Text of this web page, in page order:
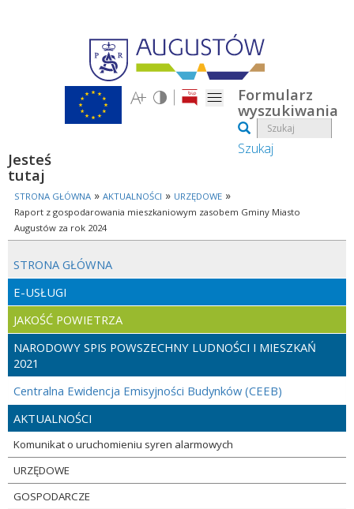
Przejdź do treści
Formularz
wyszukiwania
Szukaj
Jesteś
tutaj
STRONA GŁÓWNA » AKTUALNOŚCI » URZĘDOWE »
Raport z gospodarowania mieszkaniowym zasobem Gminy Miasto
Augustów za rok 2024
STRONA GŁÓWNA
E-USŁUGI
JAKOŚĆ POWIETRZA
NARODOWY SPIS POWSZECHNY LUDNOŚCI I MIESZKAŃ
2021
Centralna Ewidencja Emisyjności Budynków (CEEB)
AKTUALNOŚCI
Komunikat o uruchomieniu syren alarmowych
URZĘDOWE
GOSPODARCZE